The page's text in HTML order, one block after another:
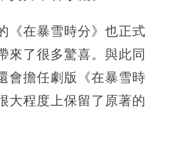
《在暴雪時分》也正式
來了很多驚喜。與此同
會擔任劇版《在暴雪時
大程度上保留了原著的